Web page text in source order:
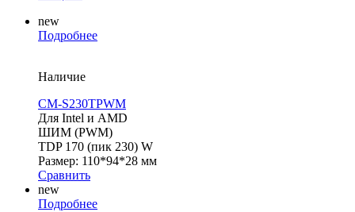
new
Подробнее
Наличие
CM-S230TPWM
Для Intel и AMD
ШИМ (PWM)
TDP 170 (пик 230) W
Размер: 110*94*28 мм
Сравнить
new
Подробнее